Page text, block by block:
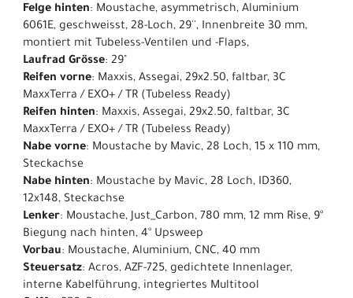
Felge hinten: Moustache, asymmetrisch, Aluminium
6061E, geschweisst, 28-Loch, 29'', Innenbreite 30 mm,
montiert mit Tubeless-Ventilen und -Flaps,
Laufrad Grösse: 29"
Reifen vorne: Maxxis, Assegai, 29x2.50, faltbar, 3C
MaxxTerra / EXO+ / TR (Tubeless Ready)
Reifen hinten: Maxxis, Assegai, 29x2.50, faltbar, 3C
MaxxTerra / EXO+ / TR (Tubeless Ready)
Nabe vorne: Moustache by Mavic, 28 Loch, 15 x 110 mm,
Steckachse
Nabe hinten: Moustache by Mavic, 28 Loch, ID360,
12x148, Steckachse
Lenker: Moustache, Just_Carbon, 780 mm, 12 mm Rise, 9°
Biegung nach hinten, 4° Upsweep
Vorbau: Moustache, Aluminium, CNC, 40 mm
Steuersatz: Acros, AZF-725, gedichtete Innenlager,
interne Kabelführung, integriertes Multitool